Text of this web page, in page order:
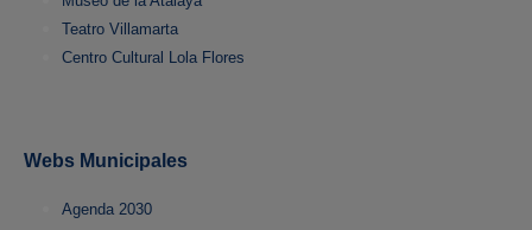
Teatro Villamarta
Centro Cultural Lola Flores
Webs Municipales
Agenda 2030